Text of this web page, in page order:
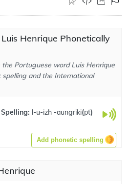
Henrique Phonetically
Portuguese word Luis Henrique
and the International
l-u-izh -aungriki(pt)
Add phonetic spelling